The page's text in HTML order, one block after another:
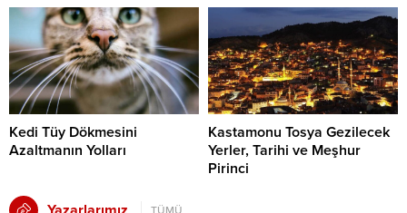
Kedi Tüy Dökmesini
Azaltmanın Yolları
Kastamonu Tosya Gezilecek
Yerler, Tarihi ve Meşhur
Pirinci
TÜMÜ